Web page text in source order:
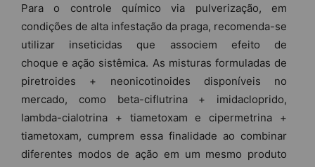
Para o controle químico via pulverização, em
condições de alta infestação da praga, recomenda-se
utilizar inseticidas que associem efeito de
choque e ação sistêmica. As misturas formuladas de
piretroides + neonicotinoides disponíveis no
mercado, como beta-ciflutrina + imidacloprido,
lambda-cialotrina + tiametoxam e cipermetrina +
tiametoxam, cumprem essa finalidade ao combinar
diferentes modos de ação em um mesmo produto